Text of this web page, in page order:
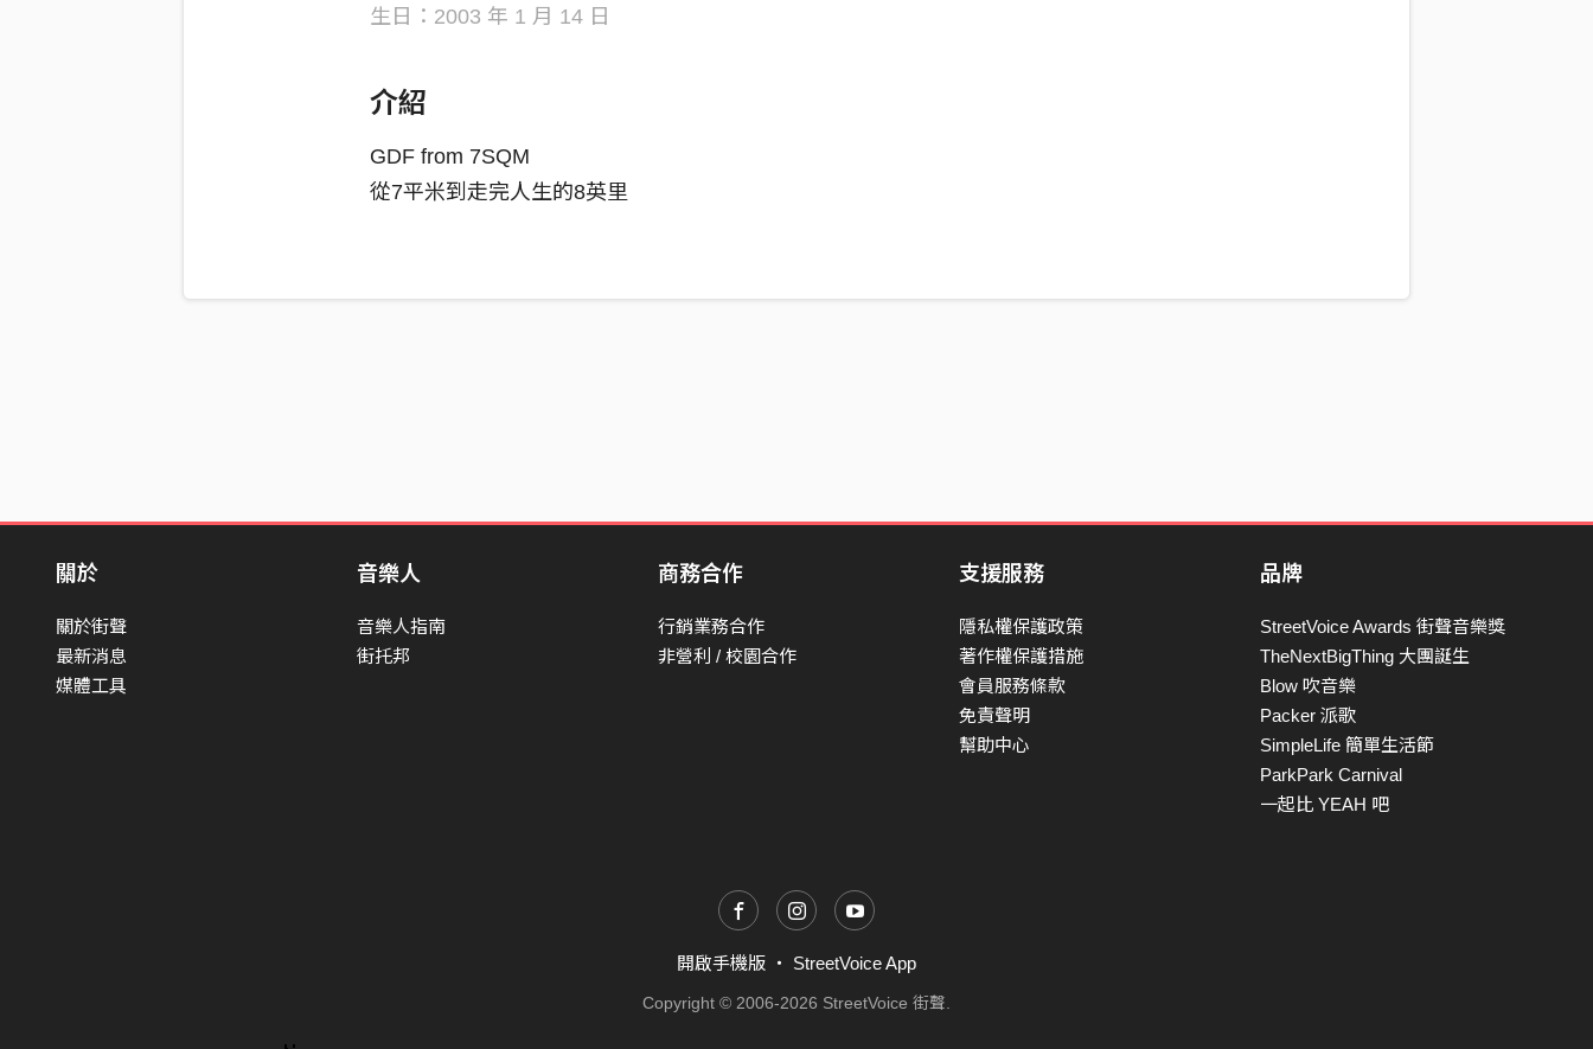
生日：2003 年 1 月 14 日
介紹
GDF from 7SQM
從7平米到走完人生的8英里
關於
關於街聲
最新消息
媒體工具
音樂人
音樂人指南
街托邦
商務合作
行銷業務合作
非營利 / 校園合作
支援服務
隱私權保護政策
著作權保護措施
會員服務條款
免責聲明
幫助中心
品牌
StreetVoice Awards 街聲音樂獎
TheNextBigThing 大團誕生
Blow 吹音樂
Packer 派歌
SimpleLife 簡單生活節
ParkPark Carnival
一起比 YEAH 吧
開啟手機版 ・ StreetVoice App
Copyright © 2006-2026 StreetVoice 街聲.